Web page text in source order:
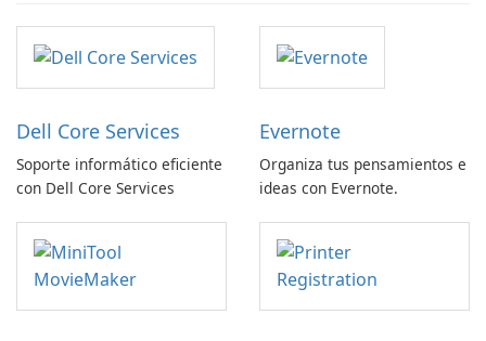
Dell Core Services
Soporte informático eficiente
con Dell Core Services
Evernote
Organiza tus pensamientos e
ideas con Evernote.